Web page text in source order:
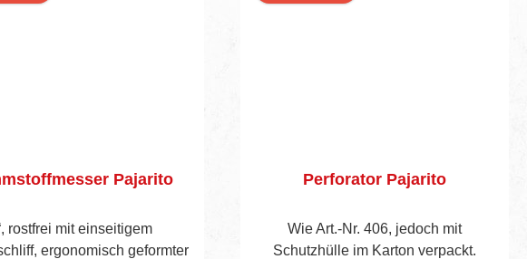
Pajarito
rostfrei mit einseitigem
ergonomisch geformter
Perforator Pajarito
Wie Art.-Nr. 406, jedoch mit
Schutzhülle im Karton verpackt.